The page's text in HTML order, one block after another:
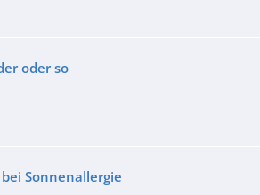
oder so
Sonnenallergie